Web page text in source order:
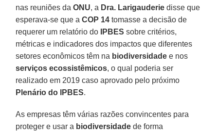
nas reuniões daONU, a Dra. Larigauderie disse que
esperava-se que aCOP 14 tomasse a decisão de
requerer um relatório do
IPBES sobre critérios,
métricas e indicadores dos impactos que diferentes
setores econômicos têm na biodiversidade e nos
serviços ecossistêmicos, o qual poderia ser
realizado em 2019 caso aprovado pelo próximo
Plenário do IPBES.
As empresas têm várias razões convincentes para
proteger e usar a biodiversidade de forma